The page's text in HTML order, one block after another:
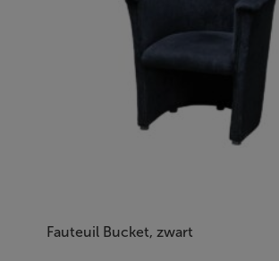
Fauteuil Bucket, zwart